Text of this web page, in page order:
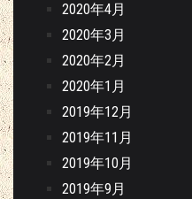
2020年4月
2020年3月
2020年2月
2020年1月
2019年12月
2019年11月
2019年10月
2019年9月